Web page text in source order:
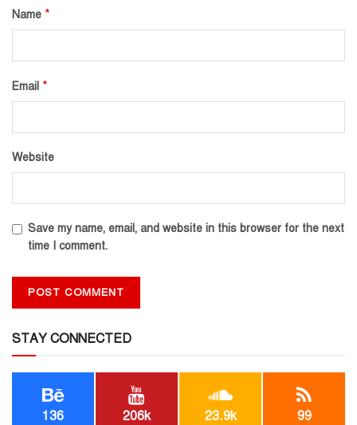
Name *
Email *
Website
Save my name, email, and website in this browser for the next
time I comment.
STAY CONNECTED
136 206k 23.9k 99